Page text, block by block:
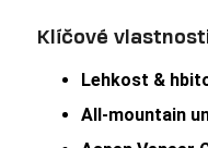
Klíčové
Lehkost &
All-mountain